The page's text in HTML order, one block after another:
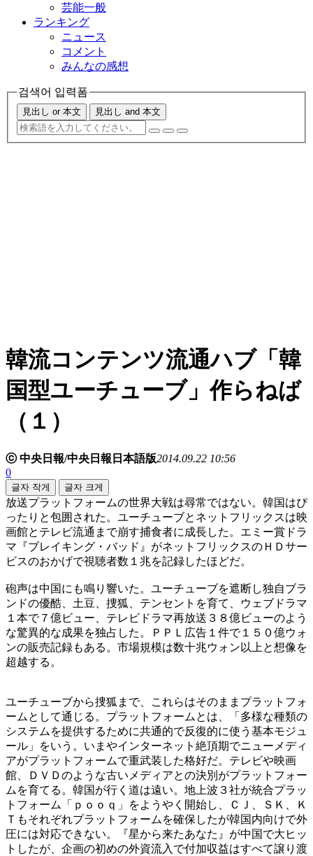
芸能一般
ランキング
ニュース
コメント
みんなの感想
검색어 입력폼
見出し or 本文 見出し and 本文
韓流コンテンツ流通ハブ「韓
国型ユーチューブ」作らねば
（１）
ⓒ 中央日報/中央日報日本語版2014.09.22 10:56
0
글자 작게 글자 크게
放送プラットフォームの世界大戦は尋常ではない。韓国はぴ
ったりと包囲された。ユーチューブとネットフリックスは映
画館とテレビ流通まで崩す捕食者に成長した。エミー賞ドラ
マ『ブレイキング・バッド』がネットフリックスのＨＤサー
ビスのおかげで視聴者数１兆を記録したほどだ。
砲声は中国にも鳴り響いた。ユーチューブを遮断し独自ブラ
ンドの優酷、土豆、捜狐、テンセントを育て、ウェブドラマ
１本で７億ビュー、テレビドラマ再放送３８億ビューのよう
な驚異的な成果を独占した。ＰＰＬ広告１件で１５０億ウォ
ンの販売記録もある。市場規模は数十兆ウォン以上と想像を
超越する。
ユーチューブから捜狐まで、これらはそのままプラットフォ
ームとして通じる。プラットフォームとは、「多様な種類の
システムを提供するために共通的で反復的に使う基本モジュ
ール」をいう。いまやインターネット絶頂期でニューメディ
アがプラットフォームで重武装した格好だ。テレビや映画
館、ＤＶＤのような古いメディアとの決別がプラットフォー
ムを育てる。韓国が行く道は遠い。地上波３社が統合プラッ
トフォーム「ｐｏｏｑ」をようやく開始し、ＣＪ、ＳＫ、Ｋ
Ｔもそれぞれプラットフォームを確保したが韓国内向けで外
圧には対応できない。『星から来たあなた』が中国で大ヒッ
トしたが、企画の初めの外資流入で付加収益はすべて譲り渡